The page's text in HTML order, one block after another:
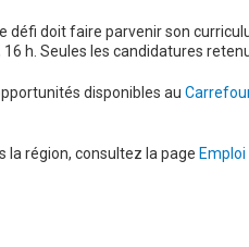
défi doit faire parvenir son
h. Seules les candidatures
disponibles au
la région, consultez la page Emploi